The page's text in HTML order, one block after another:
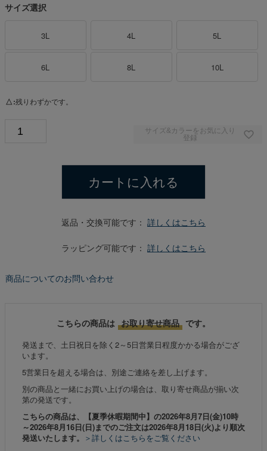
サイズ選択
3L 4L 5L
6L 8L 10L
△ 残りわずかです。
サイズ&カラーをお気に入り
登録
カートに入れる
返品・交換可能です： 詳しくはこちら
ラッピング可能です： 詳しくはこちら
商品についてのお問い合わせ
こちらの商品は お取り寄せ商品 です。
発送まで、土日祝日を除く2～5日営業日程度かかる場合がござ
います。
5営業日を超える場合は、別途ご連絡を差し上げます。
別の商品と一緒にお買い上げの場合は、取り寄せ商品が揃い次
第の発送です。
こちらの商品は、【夏季休暇期間中】の2026年8月7日(金)10時
～2026年8月16日(日)までのご注文は2026年8月18日(火)より順次
発送いたします。
＞詳しくはこちらをご覧ください